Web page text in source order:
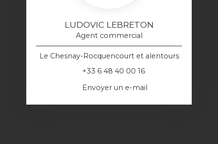
LUDOVIC LEBRETON
Agent commercial
Le Chesnay-Rocquencourt et alentours
+33 6 48 40 00 16
Envoyer un e-mail